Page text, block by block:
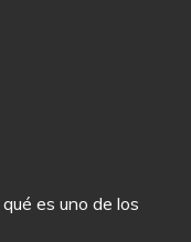
es uno de los